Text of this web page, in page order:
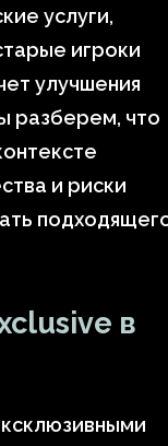
услуги,
игроки
улучшения
разберем, что
и риски
в